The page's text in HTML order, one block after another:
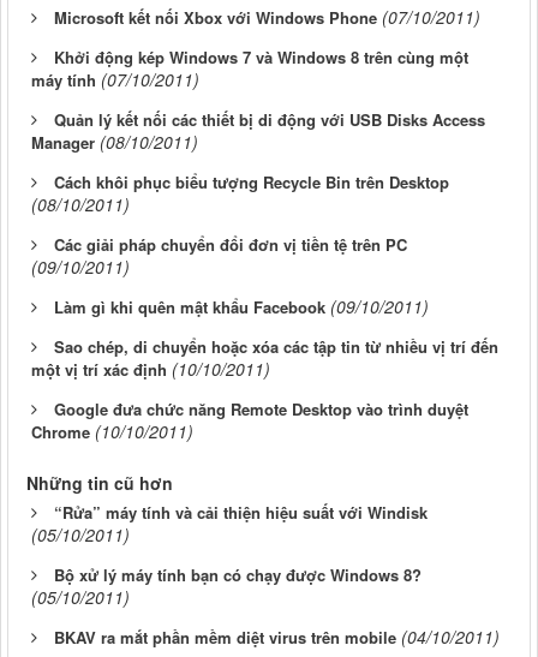
Microsoft kết nối Xbox với Windows Phone (07/10/2011)
Khởi động kép Windows 7 và Windows 8 trên cùng một
máy tính (07/10/2011)
Quản lý kết nối các thiết bị di động với USB Disks Access
Manager (08/10/2011)
Cách khôi phục biểu tượng Recycle Bin trên Desktop
(08/10/2011)
Các giải pháp chuyển đổi đơn vị tiền tệ trên PC
(09/10/2011)
Làm gì khi quên mật khẩu Facebook (09/10/2011)
Sao chép, di chuyển hoặc xóa các tập tin từ nhiều vị trí đến
một vị trí xác định (10/10/2011)
Google đưa chức năng Remote Desktop vào trình duyệt
Chrome (10/10/2011)
Những tin cũ hơn
“Rửa” máy tính và cải thiện hiệu suất với Windisk
(05/10/2011)
Bộ xử lý máy tính bạn có chạy được Windows 8?
(05/10/2011)
BKAV ra mắt phần mềm diệt virus trên mobile (04/10/2011)